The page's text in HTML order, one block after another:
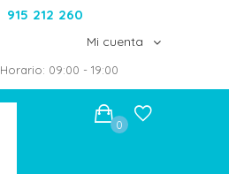
915 212 260
Mi cuenta
Horario: 09:00 - 19:00
0